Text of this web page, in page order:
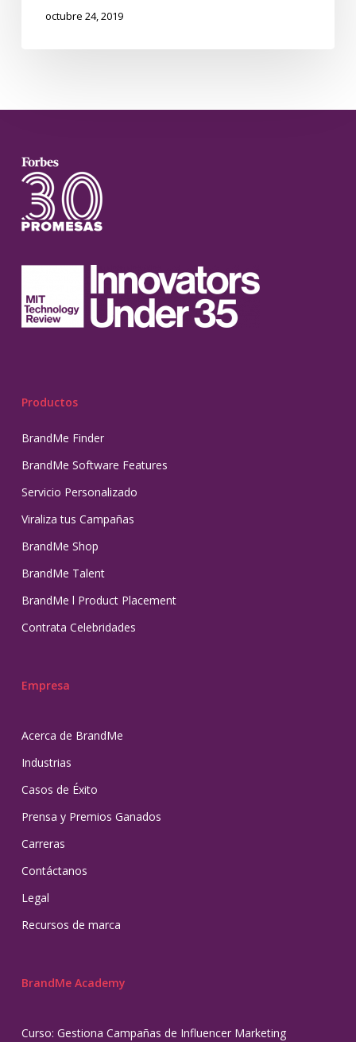
octubre 24, 2019
Productos
BrandMe Finder
BrandMe Software Features
Servicio Personalizado
Viraliza tus Campañas
BrandMe Shop
BrandMe Talent
BrandMe l Product Placement
Contrata Celebridades
Empresa
Acerca de BrandMe
Industrias
Casos de Éxito
Prensa y Premios Ganados
Carreras
Contáctanos
Legal
Recursos de marca
BrandMe Academy
Curso: Gestiona Campañas de Influencer Marketing